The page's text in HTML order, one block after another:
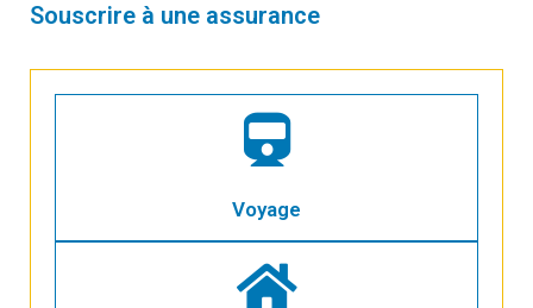
Souscrire à une assurance
Voyage